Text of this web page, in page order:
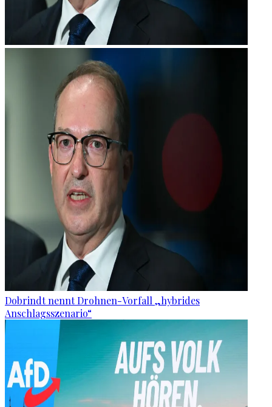
Dobrindt nennt Drohnen-Vorfall „hybrides
Anschlagsszenario“